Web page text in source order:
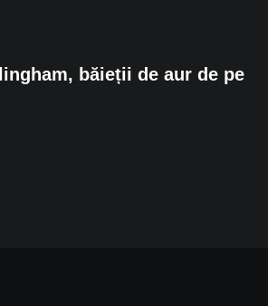
băieții de aur de pe